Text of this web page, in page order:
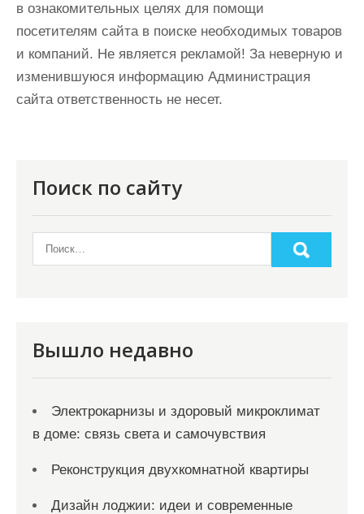
в ознакомительных целях для помощи
посетителям сайта в поиске необходимых товаров
и компаний. Не является рекламой! За неверную и
изменившуюся информацию Администрация
сайта ответственность не несет.
Поиск по сайту
Вышло недавно
Электрокарнизы и здоровый микроклимат
в доме: связь света и самочувствия
Реконструкция двухкомнатной квартиры
Дизайн лоджии: идеи и современные